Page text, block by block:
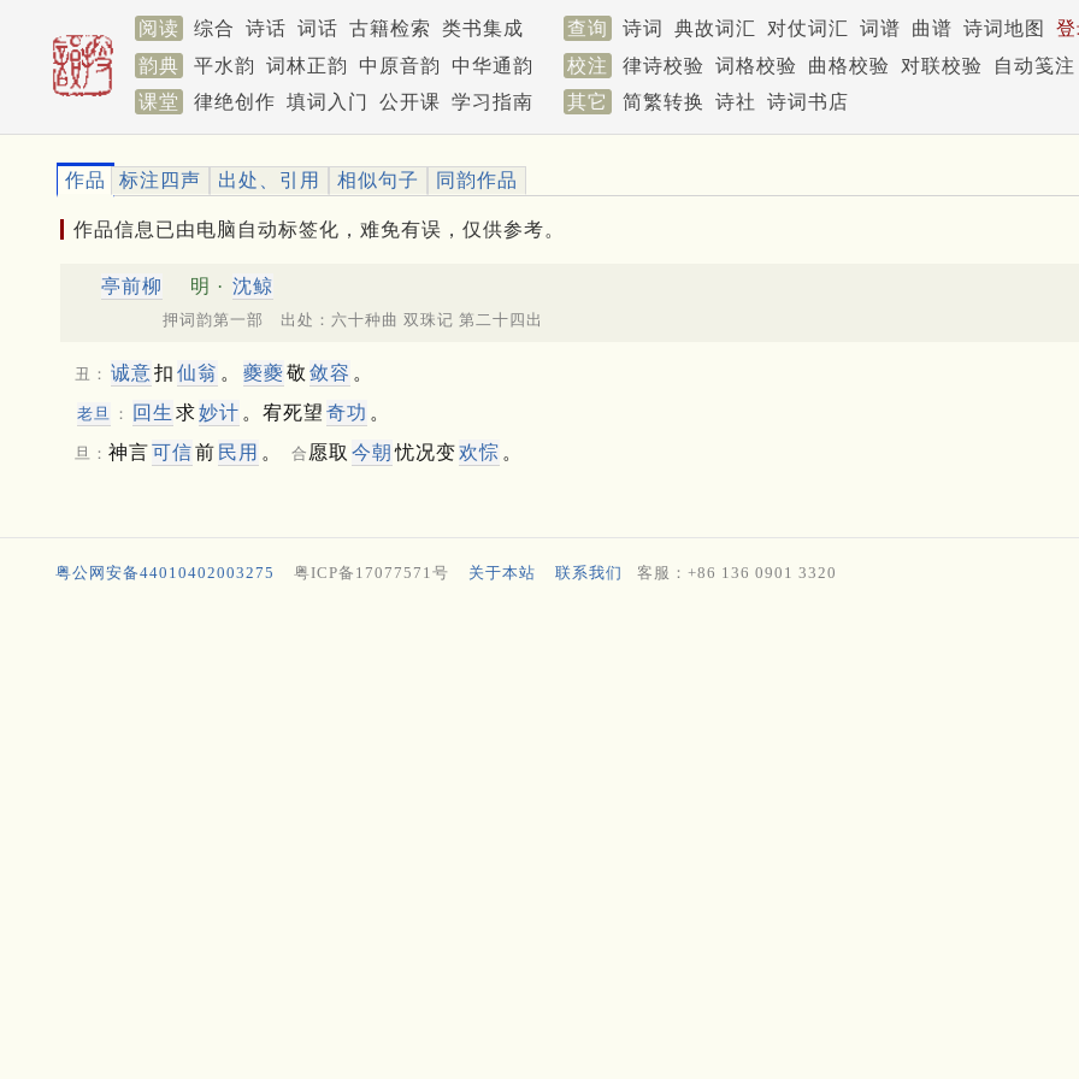
阅读 综合 诗话 词话 古籍检索 类书集成 查询 诗词 典故词汇 对仗词汇 词谱 曲谱 诗词地图
韵典
平水韵 词林正韵 中原音韵 中华通韵 校注 律诗校验 词格校验 曲格校验 对联校验
自动笺注
课堂
律绝创作 填词入门 公开课 学习指南 其它 简繁转换 诗社 诗词书店
作品 标注四声 出处、引用 相似句子 同韵作品
作品信息已由电脑自动标签化，难免有误，仅供参考。
亭前柳 明 · 沈鲸
押词韵第一部 出处：六十种曲 双珠记 第二十四出
丑： 诚意扣 仙翁 。 夔夔敬 敛容 。
老旦 ： 回生 求妙计 。宥死望 奇功 。
旦： 神言可信前 民用 。 合 愿取 今朝 忧况变欢悰 。
粤公网安备44010402003275 粤ICP备17077571号 关于本站 联系我们 客服：+86 136 0901 3320